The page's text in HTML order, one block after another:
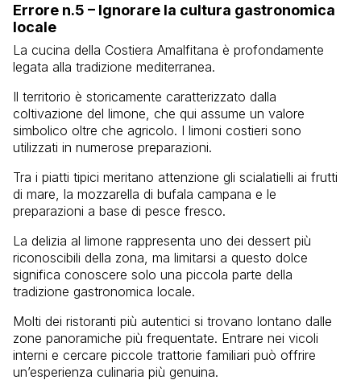
Errore n.5 – Ignorare la cultura gastronomica
locale
La cucina della Costiera Amalfitana è profondamente
legata alla tradizione mediterranea.
Il territorio è storicamente caratterizzato dalla
coltivazione del limone, che qui assume un valore
simbolico oltre che agricolo. I limoni costieri sono
utilizzati in numerose preparazioni.
Tra i piatti tipici meritano attenzione gli scialatielli ai frutti
di mare, la mozzarella di bufala campana e le
preparazioni a base di pesce fresco.
La delizia al limone rappresenta uno dei dessert più
riconoscibili della zona, ma limitarsi a questo dolce
significa conoscere solo una piccola parte della
tradizione gastronomica locale.
Molti dei ristoranti più autentici si trovano lontano dalle
zone panoramiche più frequentate. Entrare nei vicoli
interni e cercare piccole trattorie familiari può offrire
un’esperienza culinaria più genuina.